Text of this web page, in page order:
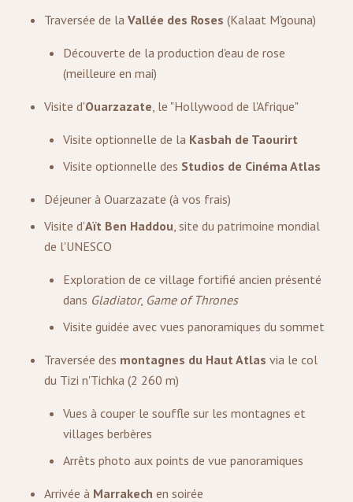
Traversée de la Vallée des Roses (Kalaat M'gouna)
Découverte de la production d'eau de rose
(meilleure en mai)
Visite d'Ouarzazate, le "Hollywood de l'Afrique"
Visite optionnelle de la Kasbah de Taourirt
Visite optionnelle des Studios de Cinéma Atlas
Déjeuner à Ouarzazate (à vos frais)
Visite d'Aït Ben Haddou, site du patrimoine mondial
de l'UNESCO
Exploration de ce village fortifié ancien présenté
dans Gladiator, Game of Thrones
Visite guidée avec vues panoramiques du sommet
Traversée des montagnes du Haut Atlas via le col
du Tizi n'Tichka (2 260 m)
Vues à couper le souffle sur les montagnes et
villages berbères
Arrêts photo aux points de vue panoramiques
Arrivée à Marrakech en soirée